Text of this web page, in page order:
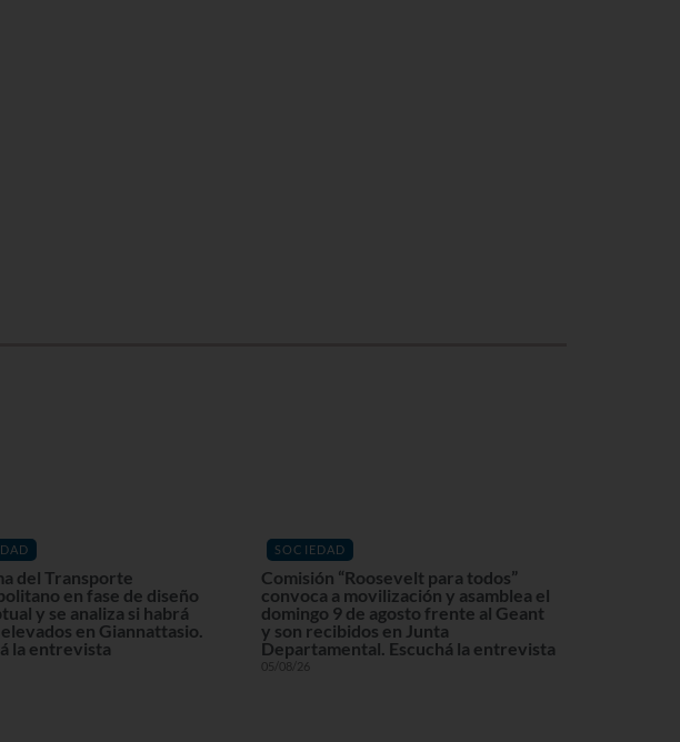
del Transporte
en fase de diseño
y se analiza si habrá
en Giannattasio.
la entrevista
SOCIEDAD
Comisión “Roosevelt para todos”
convoca a movilización y asamblea el
domingo 9 de agosto frente al Geant
y son recibidos en Junta
Departamental. Escuchá la entrevista
05/08/26